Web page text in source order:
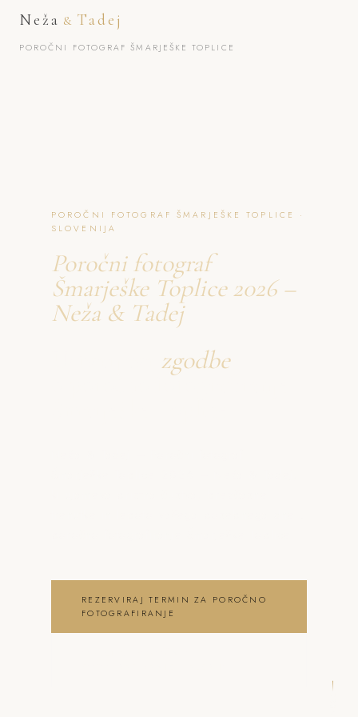
Neža & Tadej
POROČNI FOTOGRAF ŠMARJEŠKE TOPLICE
POROČNI FOTOGRAF ŠMARJEŠKE TOPLICE ·
SLOVENIJA
Poročni fotograf
Šmarješke Toplice 2026 –
Neža & Tadej
zgodbe
o poročno fotografiranje
REZERVIRAJ TERMIN ZA POROČNO
FOTOGRAFIRANJE